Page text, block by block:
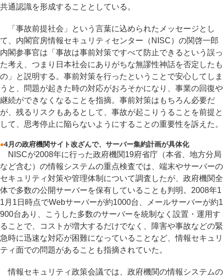
共通認識を形成することとしている。
「事故前提社会」という言葉に込められたメッセージとし
て、内閣官房情報セキュリティセンター（NISC）の関啓一郎
内閣参事官は「事故は事前対策ですべて防止できるという誤っ
た考え、つまり日本社会にありがちな無謬性神話を否定したも
の」と説明する。事前対策を行ったということで安心してしま
うと、問題が起きた時の対応がおろそかになり、事業の回復や
継続ができなくなることを指摘。事前対策はもちろん必要だ
が、残るリスクもあるとして、事故が起こりうることを前提と
して、思考停止に陥らないようにすることの重要性を訴えた。
●4月の政府機関サイト改ざんで、サーバー集約計画が具体化
NISCが2008年に行った政府機関19府省庁（本省、地方分局
など含む）の情報システムの重点検査では、端末やサーバーの
セキュリティ対策や管理体制について調査したが、政府機関全
体で多数の公開サーバーを保有していることも判明。2008年1
1月1日時点でWebサーバーが約1000台、メールサーバーが約1
900台あり、こうした多数のサーバーを統制なく設置・運用す
ることで、コストが増大するだけでなく、障害や事故などの緊
急時に迅速な対応が困難になっていることなど、情報セキュリ
ティ面での問題があることも指摘されていた。
情報セキュリティ政策会議では、政府機関の情報システムの